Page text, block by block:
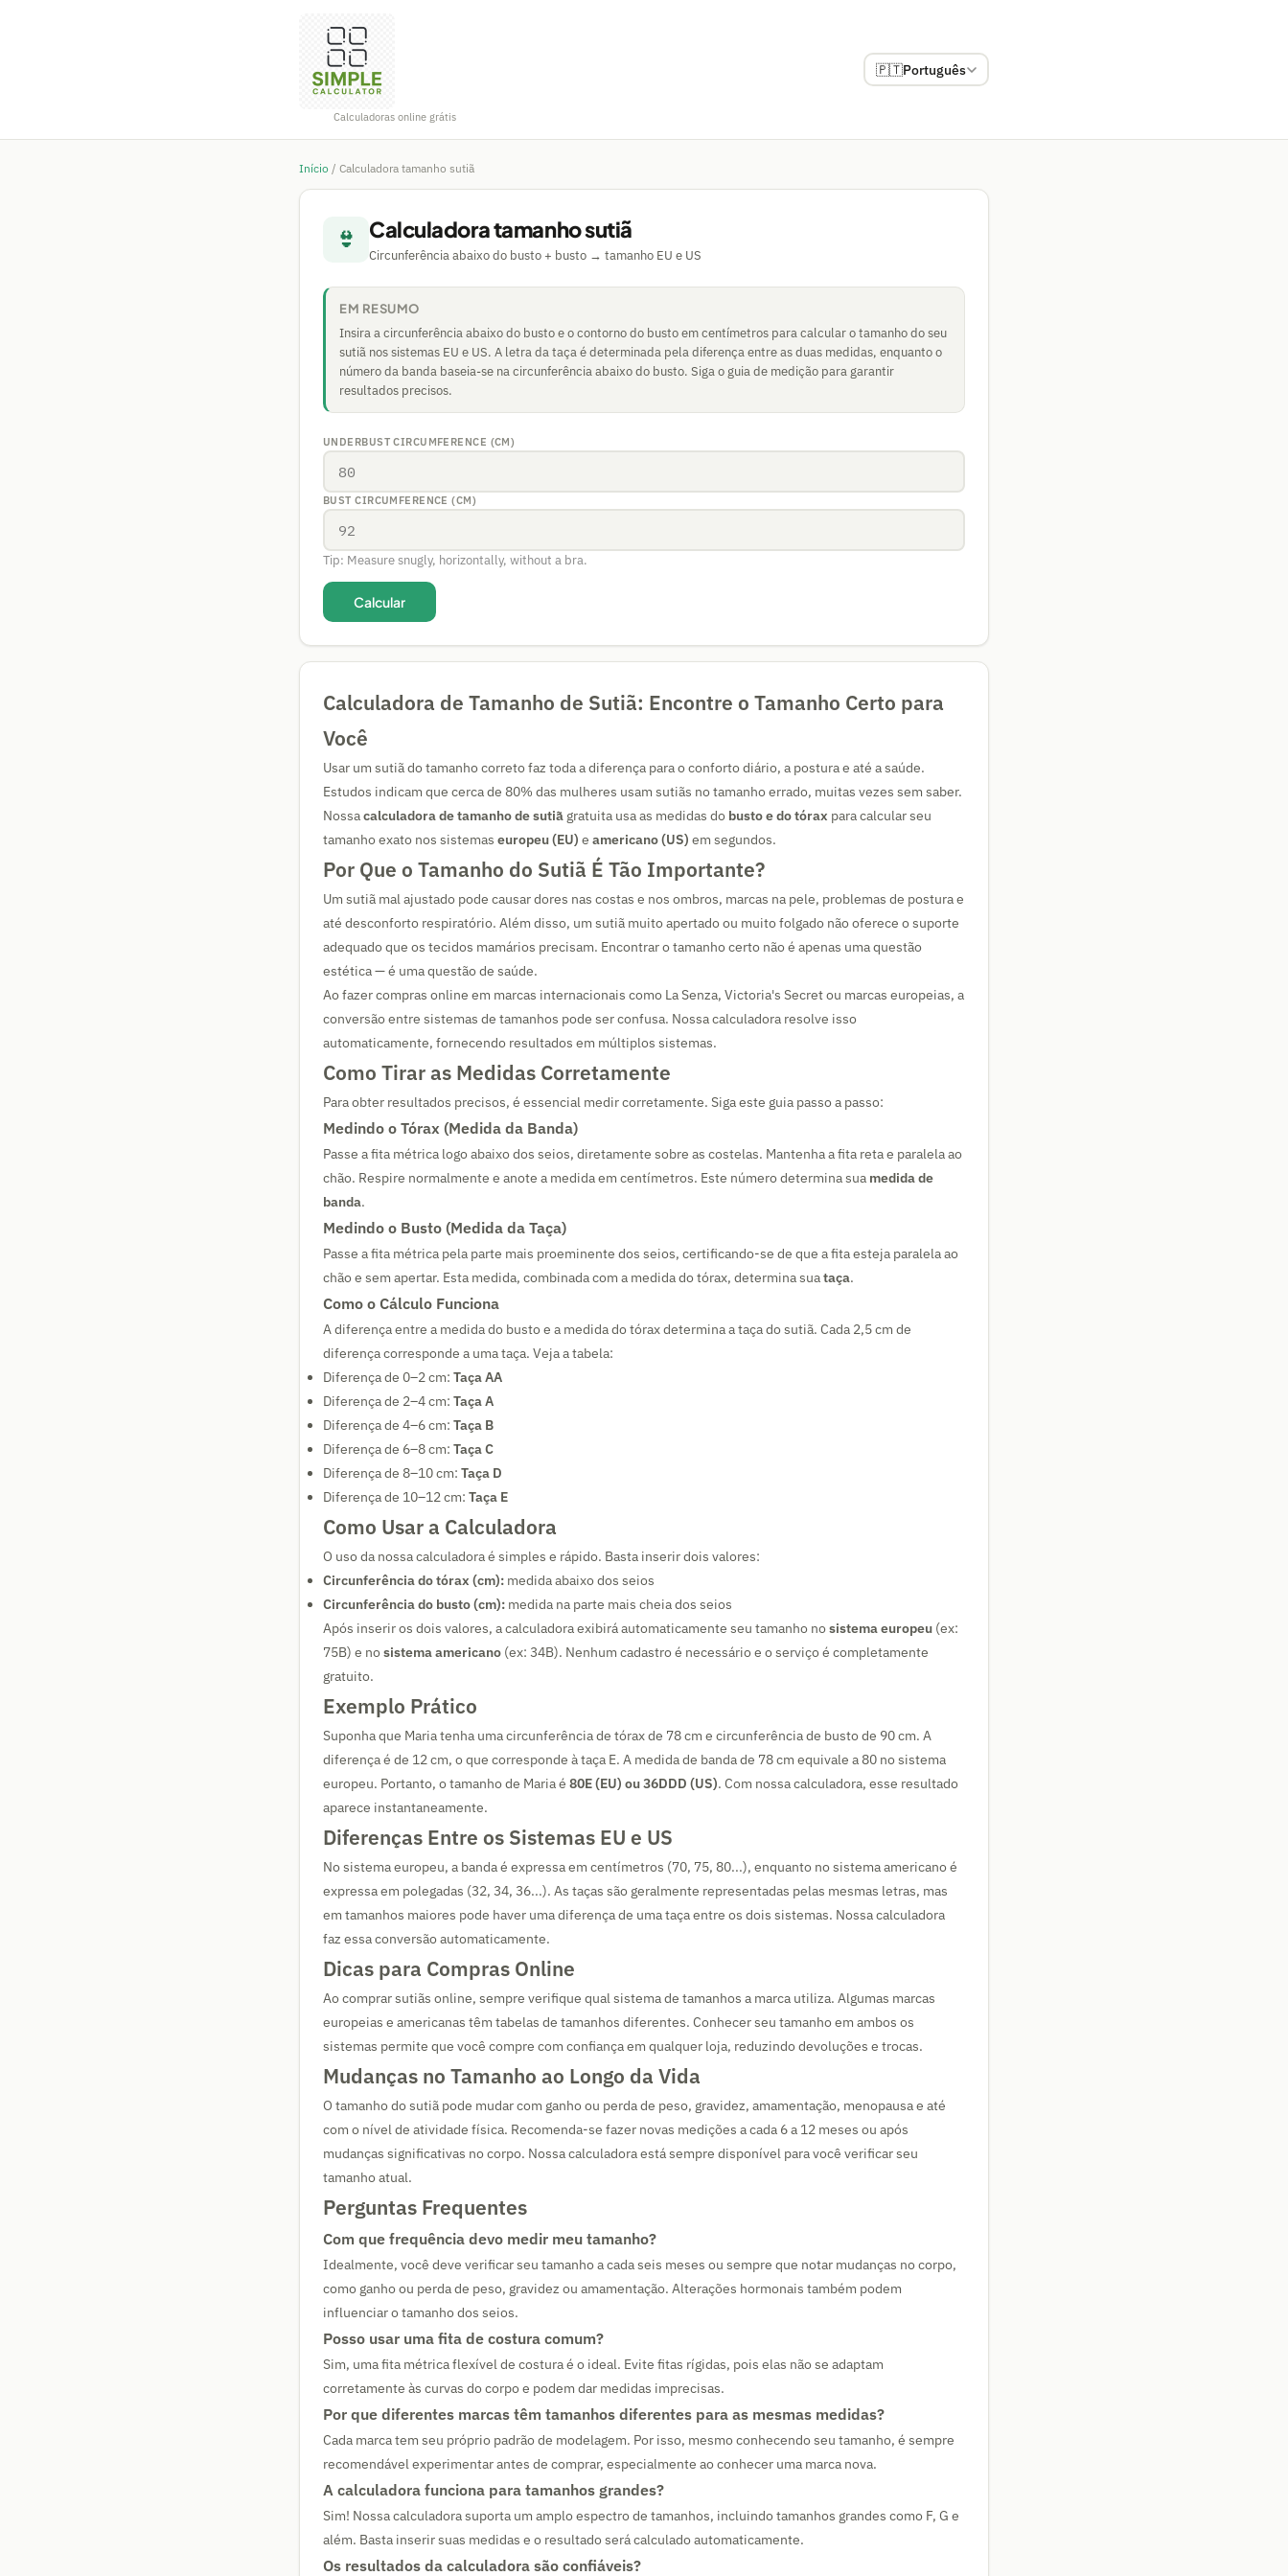
Calculadoras online grátis
🇵🇹Português
Início / Calculadora tamanho sutiã
👙 Calculadora tamanho sutiã
Circunferência abaixo do busto + busto → tamanho EU e US
EM RESUMO
Insira a circunferência abaixo do busto e o contorno do busto em centímetros para calcular o tamanho do seu
sutiã nos sistemas EU e US. A letra da taça é determinada pela diferença entre as duas medidas, enquanto o
número da banda baseia-se na circunferência abaixo do busto. Siga o guia de medição para garantir
resultados precisos.
UNDERBUST CIRCUMFERENCE (CM)
BUST CIRCUMFERENCE (CM)
Tip: Measure snugly, horizontally, without a bra.
Calcular
Calculadora de Tamanho de Sutiã: Encontre o Tamanho Certo para
Você
Usar um sutiã do tamanho correto faz toda a diferença para o conforto diário, a postura e até a saúde.
Estudos indicam que cerca de 80% das mulheres usam sutiãs no tamanho errado, muitas vezes sem saber.
Nossacalculadora de tamanho de sutiã gratuita usa as medidas do busto e do tórax para calcular seu
tamanho exato nos sistemas europeu (EU) e americano (US) em segundos.
Por Que o Tamanho do Sutiã É Tão Importante?
Um sutiã mal ajustado pode causar dores nas costas e nos ombros, marcas na pele, problemas de postura e
até desconforto respiratório. Além disso, um sutiã muito apertado ou muito folgado não oferece o suporte
adequado que os tecidos mamários precisam. Encontrar o tamanho certo não é apenas uma questão
estética — é uma questão de saúde.
Ao fazer compras online em marcas internacionais como La Senza, Victoria's Secret ou marcas europeias, a
conversão entre sistemas de tamanhos pode ser confusa. Nossa calculadora resolve isso
automaticamente, fornecendo resultados em múltiplos sistemas.
Como Tirar as Medidas Corretamente
Para obter resultados precisos, é essencial medir corretamente. Siga este guia passo a passo:
Medindo o Tórax (Medida da Banda)
Passe a fita métrica logo abaixo dos seios, diretamente sobre as costelas. Mantenha a fita reta e paralela ao
chão. Respire normalmente e anote a medida em centímetros. Este número determina sua medida de
banda.
Medindo o Busto (Medida da Taça)
Passe a fita métrica pela parte mais proeminente dos seios, certificando-se de que a fita esteja paralela ao
chão e sem apertar. Esta medida, combinada com a medida do tórax, determina suataça.
Como o Cálculo Funciona
A diferença entre a medida do busto e a medida do tórax determina a taça do sutiã. Cada 2,5 cm de
diferença corresponde a uma taça. Veja a tabela:
Diferença de 0–2 cm: Taça AA
Diferença de 2–4 cm: Taça A
Diferença de 4–6 cm: Taça B
Diferença de 6–8 cm: Taça C
Diferença de 8–10 cm: Taça D
Diferença de 10–12 cm: Taça E
Como Usar a Calculadora
O uso da nossa calculadora é simples e rápido. Basta inserir dois valores:
Circunferência do tórax (cm): medida abaixo dos seios
Circunferência do busto (cm): medida na parte mais cheia dos seios
Após inserir os dois valores, a calculadora exibirá automaticamente seu tamanho nosistema europeu (ex:
75B) e nosistema americano (ex: 34B). Nenhum cadastro é necessário e o serviço é completamente
gratuito.
Exemplo Prático
Suponha que Maria tenha uma circunferência de tórax de 78 cm e circunferência de busto de 90 cm. A
diferença é de 12 cm, o que corresponde à taça E. A medida de banda de 78 cm equivale a 80 no sistema
europeu. Portanto, o tamanho de Maria é 80E (EU) ou 36DDD (US). Com nossa calculadora, esse resultado
aparece instantaneamente.
Diferenças Entre os Sistemas EU e US
No sistema europeu, a banda é expressa em centímetros (70, 75, 80...), enquanto no sistema americano é
expressa em polegadas (32, 34, 36...). As taças são geralmente representadas pelas mesmas letras, mas
em tamanhos maiores pode haver uma diferença de uma taça entre os dois sistemas. Nossa calculadora
faz essa conversão automaticamente.
Dicas para Compras Online
Ao comprar sutiãs online, sempre verifique qual sistema de tamanhos a marca utiliza. Algumas marcas
europeias e americanas têm tabelas de tamanhos diferentes. Conhecer seu tamanho em ambos os
sistemas permite que você compre com confiança em qualquer loja, reduzindo devoluções e trocas.
Mudanças no Tamanho ao Longo da Vida
O tamanho do sutiã pode mudar com ganho ou perda de peso, gravidez, amamentação, menopausa e até
com o nível de atividade física. Recomenda-se fazer novas medições a cada 6 a 12 meses ou após
mudanças significativas no corpo. Nossa calculadora está sempre disponível para você verificar seu
tamanho atual.
Perguntas Frequentes
Com que frequência devo medir meu tamanho?
Idealmente, você deve verificar seu tamanho a cada seis meses ou sempre que notar mudanças no corpo,
como ganho ou perda de peso, gravidez ou amamentação. Alterações hormonais também podem
influenciar o tamanho dos seios.
Posso usar uma fita de costura comum?
Sim, uma fita métrica flexível de costura é o ideal. Evite fitas rígidas, pois elas não se adaptam
corretamente às curvas do corpo e podem dar medidas imprecisas.
Por que diferentes marcas têm tamanhos diferentes para as mesmas medidas?
Cada marca tem seu próprio padrão de modelagem. Por isso, mesmo conhecendo seu tamanho, é sempre
recomendável experimentar antes de comprar, especialmente ao conhecer uma marca nova.
A calculadora funciona para tamanhos grandes?
Sim! Nossa calculadora suporta um amplo espectro de tamanhos, incluindo tamanhos grandes como F, G e
além. Basta inserir suas medidas e o resultado será calculado automaticamente.
Os resultados da calculadora são confiáveis?